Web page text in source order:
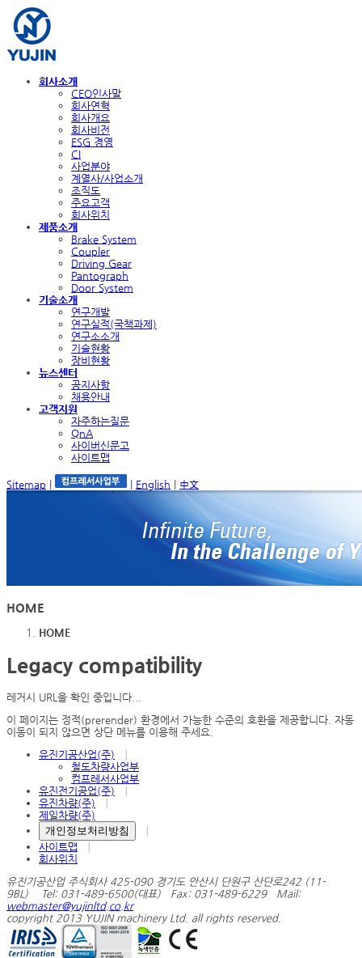
회사소개
CEO인사말
회사연혁
회사개요
회사비전
ESG 경영
CI
사업분야
계열사/사업소개
조직도
주요고객
회사위치
제품소개
Brake System
Coupler
Driving Gear
Pantograph
Door System
기술소개
연구개발
연구실적(국책과제)
연구소소개
기술현황
장비현황
뉴스센터
공지사항
채용안내
고객지원
자주하는질문
QnA
사이버신문고
사이트맵
Sitemap English 中文
HOME
HOME
Legacy compatibility
레거시 URL을 확인 중입니다...
이 페이지는 정적(prerender) 환경에서 가능한 수준의 호환을 제공합니다. 자동
이동이 되지 않으면 상단 메뉴를 이용해 주세요.
유진기공산업(주)
철도차량사업부
컴프레서사업부
유진전기공업(주)
유진차량(주)
제일차량(주)
개인정보처리방침
사이트맵
회사위치
유진기공산업 주식회사 425-090 경기도 안산시 단원구 산단로242 (11-
9BL) Tel: 031-489-6500(대표) Fax: 031-489-6229 Mail:
webmaster@yujinltd.co.kr
copyright 2013 YUJIN machinery Ltd. all rights reserved.